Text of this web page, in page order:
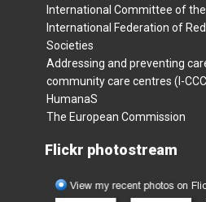
International Committee of the
International Federation of
Societies
Addressing and preventing
community care centres (I-
HumanaS
The European Commission
Flickr photostream